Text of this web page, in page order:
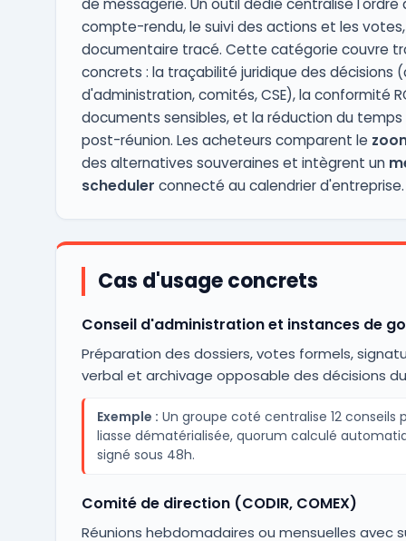
de messagerie. Un outil dédié centralise l'ordre
compte-rendu, le suivi des actions et les
documentaire tracé. Cette catégorie couvre
concrets : la traçabilité juridique des décisions
d'administration, comités, CSE), la conformité
documents sensibles, et la réduction du
post-réunion. Les acheteurs comparent le
des alternatives souveraines et intègrent un
scheduler connecté au calendrier d'entreprise.
Cas d'usage concrets
Conseil d'administration et instances de
Préparation des dossiers, votes formels,
verbal et archivage opposable des décisions
Exemple : Un groupe coté centralise 12 conseils
liasse dématérialisée, quorum calculé
signé sous 48h.
Comité de direction (CODIR, COMEX)
Réunions hebdomadaires ou mensuelles avec